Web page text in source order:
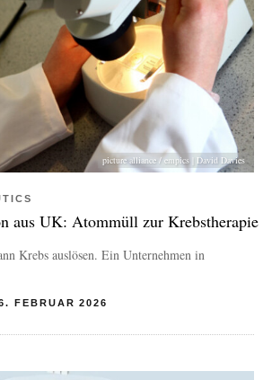
picture alliance / empics | David Davies
aus UK: Atommüll zur Krebstherapie
Krebs auslösen. Ein Unternehmen in
FEBRUAR 2026